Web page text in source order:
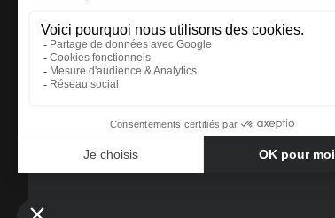
© 2025 Trilogiq SA. Tüm hakları Saklıdır.